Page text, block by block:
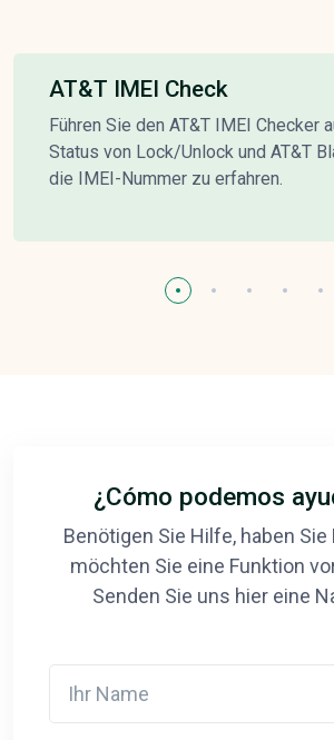
AT&T IMEI Check
Führen Sie den AT&T IMEI Checker
Status von Lock/Unlock und AT&T
die IMEI-Nummer zu erfahren.
¿Cómo podemos
Benötigen Sie Hilfe, haben Sie
möchten Sie eine Funktion
Senden Sie uns hier eine